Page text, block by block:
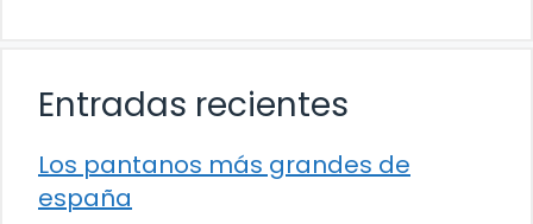
Entradas recientes
Los pantanos más grandes de
españa